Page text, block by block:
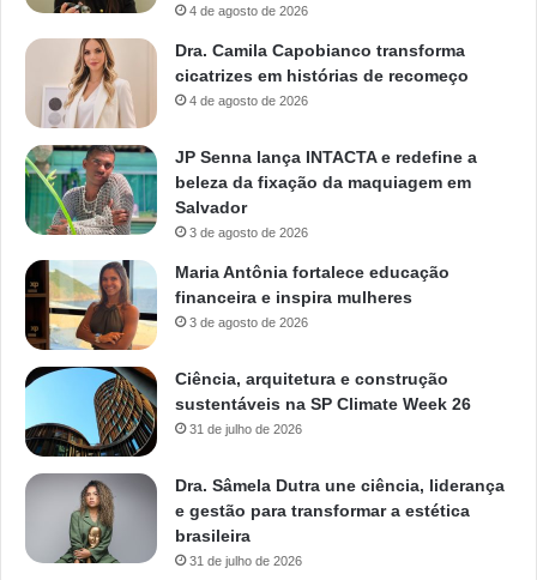
4 de agosto de 2026
Dra. Camila Capobianco transforma
cicatrizes em histórias de recomeço
4 de agosto de 2026
JP Senna lança INTACTA e redefine a
beleza da fixação da maquiagem em
Salvador
3 de agosto de 2026
Maria Antônia fortalece educação
financeira e inspira mulheres
3 de agosto de 2026
Ciência, arquitetura e construção
sustentáveis na SP Climate Week 26
31 de julho de 2026
Dra. Sâmela Dutra une ciência, liderança
e gestão para transformar a estética
brasileira
31 de julho de 2026